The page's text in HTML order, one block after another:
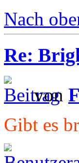
Nach
Re:
von
Gibt es